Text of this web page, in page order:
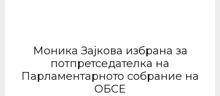
Моника Зајкова избрана за
потпретседателка на
Парламентарното собрание на
ОБСЕ